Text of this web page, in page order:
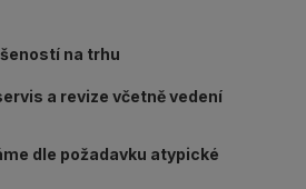
na trhu
a revize včetně vedení
dle požadavku atypické